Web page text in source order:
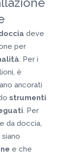
deve
per
. Per i
è
ancorati
strumenti
. Per
da doccia,
e che